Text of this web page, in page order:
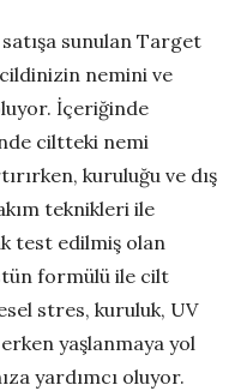
sunulan Target
nemini ve
İçeriğinde
ciltteki nemi
kuruluğu ve dış
teknikleri ile
test edilmiş olan
formülü ile cilt
stres, kuruluk, UV
yaşlanmaya yol
yardımcı oluyor.